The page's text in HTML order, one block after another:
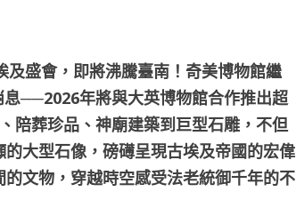
及盛會，即將沸騰臺南！奇美博物館繼
──2026年將與大英博物館合作推出超
陪葬珍品、神廟建築到巨型石雕，不但
大型石像，磅礡呈現古埃及帝國的宏偉
文物，穿越時空感受法老統御千年的不